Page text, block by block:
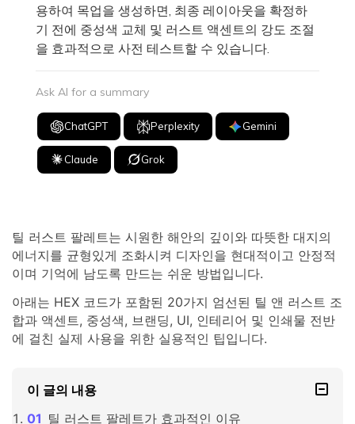
용하여 목업을 생성하면, 최종 레이아웃을 확정하
기 전에 중성색 교체 및 러스트 액센트의 강도 조절
을 효과적으로 사전 테스트할 수 있습니다.
Ask AI for a summary
ChatGPT Perplexity Gemini
Claude Grok
틸 러스트 팔레트는 시원한 해안의 깊이와 따뜻한 대지의
에너지를 균형있게 조화시켜 디자인을 현대적이고 안정적
이며 기억에 남도록 만드는 쉬운 방법입니다.
아래는 HEX 코드가 포함된 20가지 엄선된 틸 앤 러스트 조
합과 액센트, 중성색, 브랜딩, UI, 인테리어 및 인쇄물 전반
에 걸친 실제 사용을 위한 실용적인 팁입니다.
이 글의 내용
틸 러스트 팔레트가 효과적인 이유